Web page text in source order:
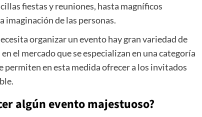
fiestas y reuniones, hasta magníficos
imaginación de las personas.
organizar un evento hay gran variedad de
el mercado que se especializan en una categoría
permiten en esta medida ofrecer a los invitados
algún evento majestuoso?